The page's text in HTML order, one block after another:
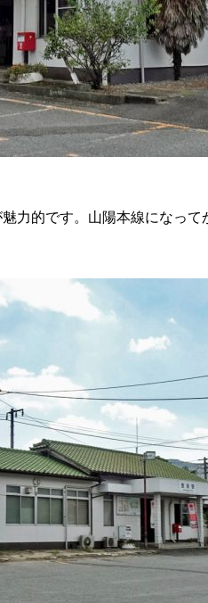
力的です。山陽本線になって